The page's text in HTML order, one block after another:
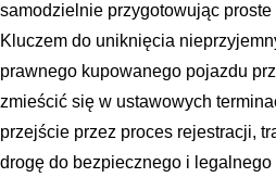
samodzielnie przygotowując
Kluczem do uniknięcia
prawnego kupowanego pojazdu
zmieścić się w ustawowych
przejście przez proces rejestracji,
drogę do bezpiecznego i